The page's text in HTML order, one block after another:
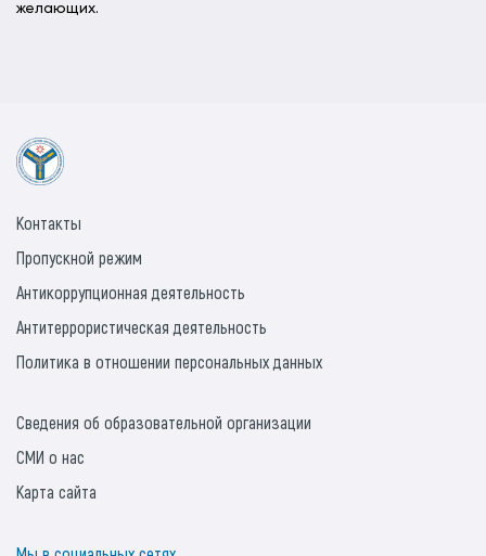
желающих.
Контакты
Пропускной режим
Антикоррупционная деятельность
Антитеррористическая деятельность
Политика в отношении персональных данных
Сведения об образовательной организации
СМИ о нас
Карта сайта